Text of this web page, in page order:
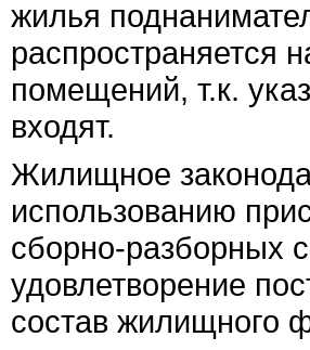
жилья
распространяется
помещений, т.к.
входят.
Жилищное
использованию
сборно-разборных
удовлетворение
состав жилищного